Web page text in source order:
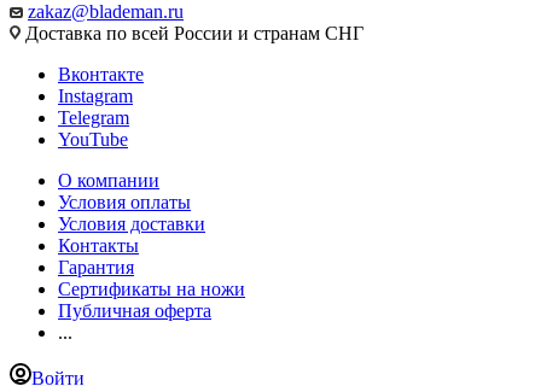
zakaz@blademan.ru
Доставка по всей России и странам СНГ
Вконтакте
Instagram
Telegram
YouTube
О компании
Условия оплаты
Условия доставки
Контакты
Гарантия
Сертификаты на ножи
Публичная оферта
...
Войти